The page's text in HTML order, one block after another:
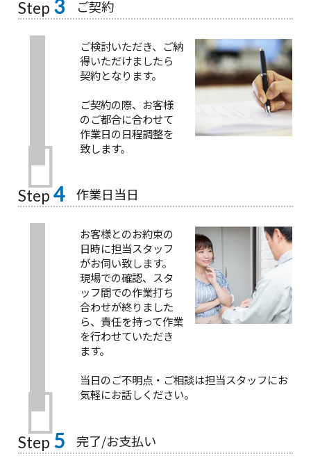
Step 3 ご契約
ご検討いただき、ご納
得いただけましたら
契約となります。
ご契約の際、お客様
のご都合に合わせて
作業日の日程調整を
致します。
Step 4 作業日当日
お客様とのお約束の
日時に担当スタッフ
がお伺い致します。
現場での確認、スタ
ッフ間での作業打ち
合わせが終りました
ら、責任を持って作業
を行わせていただき
ます。
当日のご不明点・ご相談は担当スタッフにお
気軽にお話しください。
Step 5 完了/お支払い